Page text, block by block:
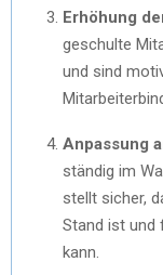
Erhöhung
geschulte
und sind
Anpassung
ständig im
stellt sicher,
Stand ist und
kann.